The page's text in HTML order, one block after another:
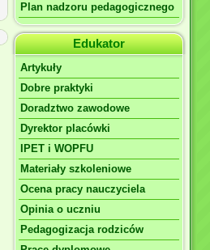
Plan nadzoru pedagogicznego
Edukator
Artykuły
Dobre praktyki
Doradztwo zawodowe
Dyrektor placówki
IPET i WOPFU
Materiały szkoleniowe
Ocena pracy nauczyciela
Opinia o uczniu
Pedagogizacja rodziców